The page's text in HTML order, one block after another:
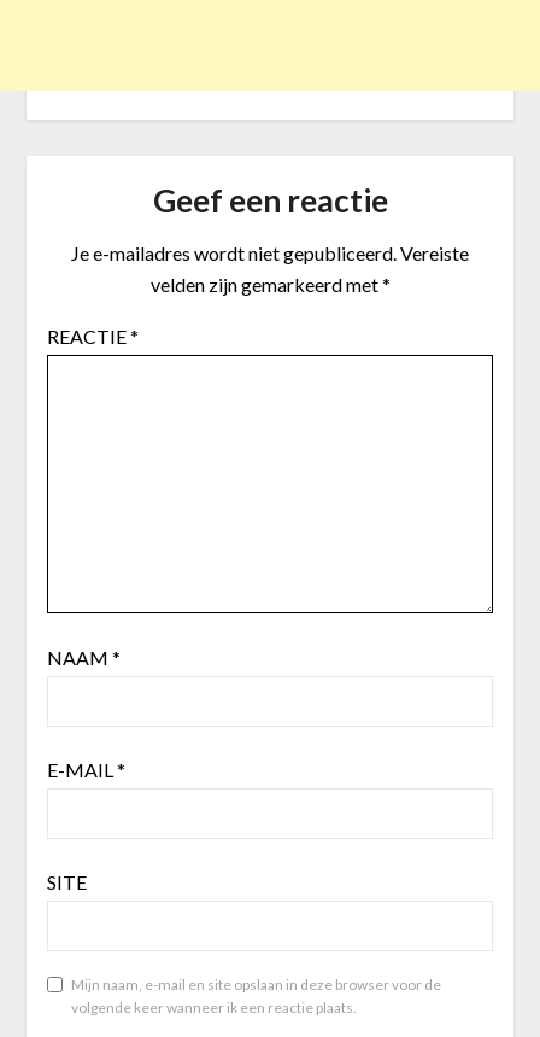
Geef een reactie
Je e-mailadres wordt niet gepubliceerd.Vereiste
velden zijn gemarkeerd met*
REACTIE*
NAAM *
E-MAIL*
SITE
Mijn naam, e-mail en site opslaan in deze browser voor de
volgende keer wanneer ik een reactie plaats.